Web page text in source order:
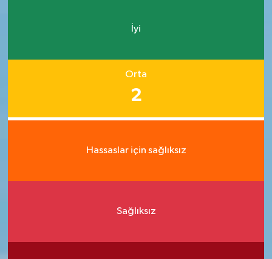
İyi
Orta
2
Hassaslar için sağlıksız
Sağlıksız